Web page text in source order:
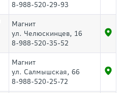
8-988-520-29-93
Магнит
ул. Челюскинцев, 16
8-988-520-35-52
Магнит
ул. Салмышская, 66
8-988-520-25-72